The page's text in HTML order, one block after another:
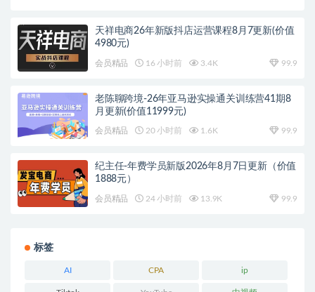
天祥电商26年新版抖店运营课程8月7更新(价值
4980元)
会员精品 16 小时前 3.4K 99.9
老陈聊跨境-26年亚马逊实操通关训练营41期8
月更新(价值11999元)
会员精品 20 小时前 1.6K 99.9
纪主任-年费学员新版2026年8月7日更新（价值
1888元）
会员精品 24 小时前 13.9K 99.9
标签
AI CPA ip